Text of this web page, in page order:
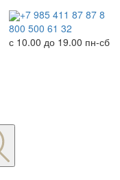
+7 985 411 87 87 8
800 500 61 32
с 10.00 до 19.00 пн-сб